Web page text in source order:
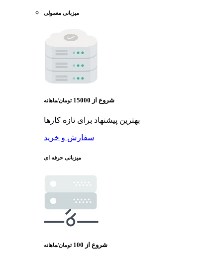
میزبانی معمولی
شروع از 15000 تومان/ماهانه
بهترین پیشنهاد برای تازه کارها
سفارش و خرید
میزبانی حرفه ای
شروع از 100 تومان/ماهانه